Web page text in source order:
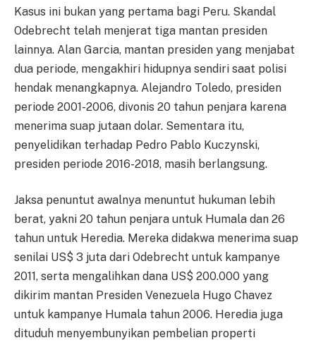
Kasus ini bukan yang pertama bagi Peru. Skandal
Odebrecht telah menjerat tiga mantan presiden
lainnya. Alan Garcia, mantan presiden yang menjabat
dua periode, mengakhiri hidupnya sendiri saat polisi
hendak menangkapnya. Alejandro Toledo, presiden
periode 2001-2006, divonis 20 tahun penjara karena
menerima suap jutaan dolar. Sementara itu,
penyelidikan terhadap Pedro Pablo Kuczynski,
presiden periode 2016-2018, masih berlangsung.
Jaksa penuntut awalnya menuntut hukuman lebih
berat, yakni 20 tahun penjara untuk Humala dan 26
tahun untuk Heredia. Mereka didakwa menerima suap
senilai US$ 3 juta dari Odebrecht untuk kampanye
2011, serta mengalihkan dana US$ 200.000 yang
dikirim mantan Presiden Venezuela Hugo Chavez
untuk kampanye Humala tahun 2006. Heredia juga
dituduh menyembunyikan pembelian properti